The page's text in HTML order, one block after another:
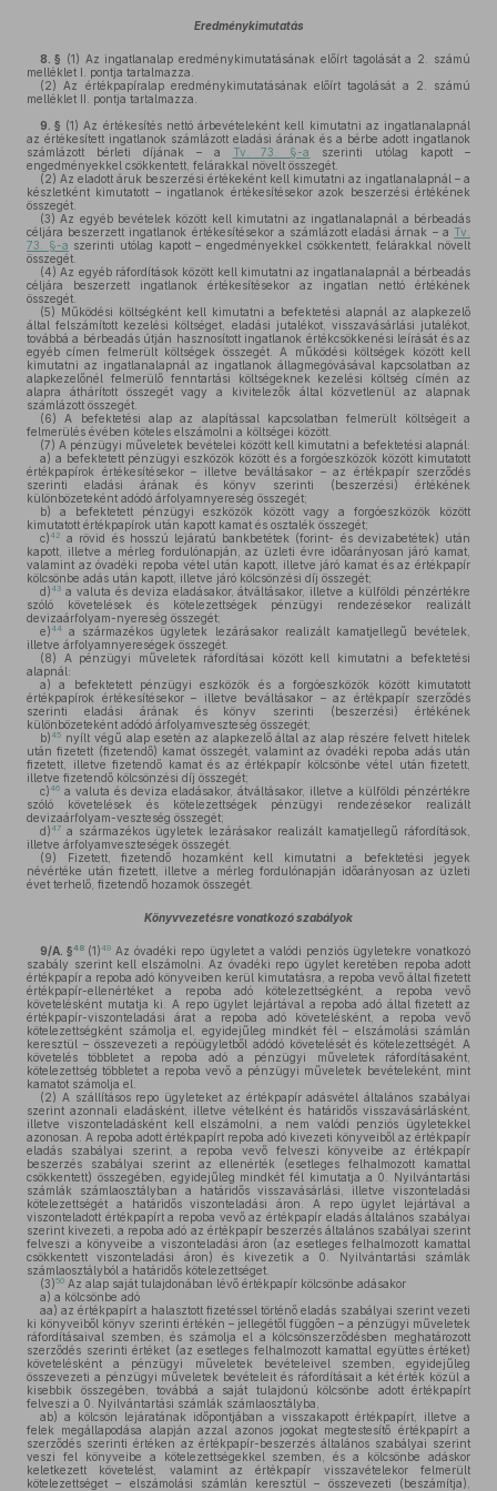
Eredménykimutatás
8. § (1) Az ingatlanalap eredménykimutatásának előírt tagolását a 2. számú
melléklet I. pontja tartalmazza.
(2) Az értékpapíralap eredménykimutatásának előírt tagolását a 2. számú
melléklet II. pontja tartalmazza.
9. § (1) Az értékesítés nettó árbevételeként kell kimutatni az ingatlanalapnál
az értékesített ingatlanok számlázott eladási árának és a bérbe adott ingatlanok
számlázott bérleti díjának – a
Tv. 73. §-a
szerinti utólag kapott –
engedményekkel csökkentett, felárakkal növelt összegét.
(2) Az eladott áruk beszerzési értékeként kell kimutatni az ingatlanalapnál – a
készletként kimutatott – ingatlanok értékesítésekor azok beszerzési értékének
összegét.
(3) Az egyéb bevételek között kell kimutatni az ingatlanalapnál a bérbeadás
céljára beszerzett ingatlanok értékesítésekor a számlázott eladási árnak – a Tv.
73. §-a szerinti utólag kapott – engedményekkel csökkentett, felárakkal növelt
összegét.
(4) Az egyéb ráfordítások között kell kimutatni az ingatlanalapnál a bérbeadás
céljára beszerzett ingatlanok értékesítésekor az ingatlan nettó értékének
összegét.
(5) Működési költségként kell kimutatni a befektetési alapnál az alapkezelő
által felszámított kezelési költséget, eladási jutalékot, visszavásárlási jutalékot,
továbbá a bérbeadás útján hasznosított ingatlanok értékcsökkenési leírását és az
egyéb címen felmerült költségek összegét. A működési költségek között kell
kimutatni az ingatlanalapnál az ingatlanok állagmegóvásával kapcsolatban az
alapkezelőnél felmerülő fenntartási költségeknek kezelési költség címén az
alapra áthárított összegét vagy a kivitelezők által közvetlenül az alapnak
számlázott összegét.
(6) A befektetési alap az alapítással kapcsolatban felmerült költségeit a
felmerülés évében köteles elszámolni a költségei között.
(7) A pénzügyi műveletek bevételei között kell kimutatni a befektetési alapnál:
a) a befektetett pénzügyi eszközök között és a forgóeszközök között kimutatott
értékpapírok értékesítésekor – illetve beváltásakor – az értékpapír szerződés
szerinti eladási árának és könyv szerinti (beszerzési) értékének
különbözeteként adódó árfolyamnyereség összegét;
b) a befektetett pénzügyi eszközök között vagy a forgóeszközök között
kimutatott értékpapírok után kapott kamat és osztalék összegét;
c)42
a rövid és hosszú lejáratú bankbetétek (forint- és devizabetétek) után
kapott, illetve a mérleg fordulónapján, az üzleti évre időarányosan járó kamat,
valamint az óvadéki repoba vétel után kapott, illetve járó kamat és az értékpapír
kölcsönbe adás után kapott, illetve járó kölcsönzési díj összegét;
d)43 a valuta és deviza eladásakor, átváltásakor, illetve a külföldi pénzértékre
szóló követelések és kötelezettségek pénzügyi rendezésekor realizált
devizaárfolyam-nyereség összegét;
e)44
a származékos ügyletek lezárásakor realizált kamatjellegű bevételek,
illetve árfolyamnyereségek összegét.
(8) A pénzügyi műveletek ráfordításai között kell kimutatni a befektetési
alapnál:
a) a befektetett pénzügyi eszközök és a forgóeszközök között kimutatott
értékpapírok értékesítésekor – illetve beváltásakor – az értékpapír szerződés
szerinti eladási árának és könyv szerinti (beszerzési) értékének
különbözeteként adódó árfolyamveszteség összegét;
b)45 nyílt végű alap esetén az alapkezelő által az alap részére felvett hitelek
után fizetett (fizetendő) kamat összegét, valamint az óvadéki repoba adás után
fizetett, illetve fizetendő kamat és az értékpapír kölcsönbe vétel után fizetett,
illetve fizetendő kölcsönzési díj összegét;
c)46 a valuta és deviza eladásakor, átváltásakor, illetve a külföldi pénzértékre
szóló követelések és kötelezettségek pénzügyi rendezésekor realizált
devizaárfolyam-veszteség összegét;
d)47 a származékos ügyletek lezárásakor realizált kamatjellegű ráfordítások,
illetve árfolyamveszteségek összegét.
(9) Fizetett, fizetendő hozamként kell kimutatni a befektetési jegyek
névértéke után fizetett, illetve a mérleg fordulónapján időarányosan az üzleti
évet terhelő, fizetendő hozamok összegét.
Könyvvezetésre vonatkozó szabályok
9/A. §48 (1)49 Az óvadéki repo ügyletet a valódi penziós ügyletekre vonatkozó
szabály szerint kell elszámolni. Az óvadéki repo ügylet keretében repoba adott
értékpapír a repoba adó könyveiben kerül kimutatásra, a repoba vevő által fizetett
értékpapír-ellenértéket a repoba adó kötelezettségként, a repoba vevő
követelésként mutatja ki. A repo ügylet lejártával a repoba adó által fizetett az
értékpapír-viszonteladási árat a repoba adó követelésként, a repoba vevő
kötelezettségként számolja el, egyidejűleg mindkét fél – elszámolási számlán
keresztül – összevezeti a repóügyletből adódó követelését és kötelezettségét. A
követelés többletet a repoba adó a pénzügyi műveletek ráfordításaként,
kötelezettség többletet a repoba vevő a pénzügyi műveletek bevételeként, mint
kamatot számolja el.
(2) A szállításos repo ügyleteket az értékpapír adásvétel általános szabályai
szerint azonnali eladásként, illetve vételként és határidős visszavásárlásként,
illetve viszonteladásként kell elszámolni, a nem valódi penziós ügyletekkel
azonosan. A repoba adott értékpapírt repoba adó kivezeti könyveiből az értékpapír
eladás szabályai szerint, a repoba vevő felveszi könyveibe az értékpapír
beszerzés szabályai szerint az ellenérték (esetleges felhalmozott kamattal
csökkentett) összegében, egyidejűleg mindkét fél kimutatja a 0. Nyilvántartási
számlák számlaosztályban a határidős visszavásárlási, illetve viszonteladási
kötelezettségét a határidős viszonteladási áron. A repo ügylet lejártával a
viszonteladott értékpapírt a repoba vevő az értékpapír eladás általános szabályai
szerint kivezeti, a repoba adó az értékpapír beszerzés általános szabályai szerint
felveszi a könyveibe a viszonteladási áron (az esetleges felhalmozott kamattal
csökkentett viszonteladási áron) és kivezetik a 0. Nyilvántartási számlák
számlaosztályból a határidős kötelezettséget.
(3)50 Az alap saját tulajdonában lévő értékpapír kölcsönbe adásakor
a) a kölcsönbe adó
aa) az értékpapírt a halasztott fizetéssel történő eladás szabályai szerint vezeti
ki könyveiből könyv szerinti értékén – jellegétől függően – a pénzügyi műveletek
ráfordításaival szemben, és számolja el a kölcsönszerződésben meghatározott
szerződés szerinti értéket (az esetleges felhalmozott kamattal együttes értéket)
követelésként a pénzügyi műveletek bevételeivel szemben, egyidejűleg
összevezeti a pénzügyi műveletek bevételeit és ráfordításait a két érték közül a
kisebbik összegében, továbbá a saját tulajdonú kölcsönbe adott értékpapírt
felveszi a 0. Nyilvántartási számlák számlaosztályba,
ab) a kölcsön lejáratának időpontjában a visszakapott értékpapírt, illetve a
felek megállapodása alapján azzal azonos jogokat megtestesítő értékpapírt a
szerződés szerinti értéken az értékpapír-beszerzés általános szabályai szerint
veszi fel könyveibe a kötelezettségekkel szemben, és a kölcsönbe adáskor
keletkezett követelést, valamint az értékpapír visszavételekor felmerült
kötelezettséget – elszámolási számlán keresztül – összevezeti (beszámítja),